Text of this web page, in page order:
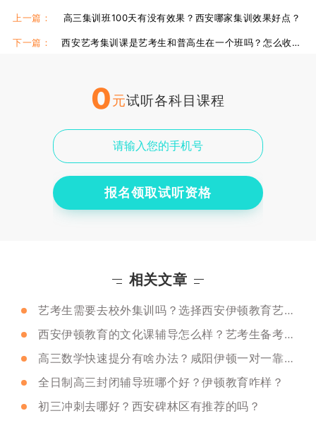
伊顿艺考文化课辅导班
上一篇： 高三集训班100天有没有效果？西安哪家集训效果好点？
下一篇： 西安艺考集训课是艺考生和普高生在一个班吗？怎么收费？
0元试听各科目课程
报名领取试听资格
相关文章
艺考生需要去校外集训吗？选择西安伊顿教育艺考文化课班行吗？
西安伊顿教育的文化课辅导怎么样？艺考生备考文化课如何做好时间管理
高三数学快速提分有啥办法？咸阳伊顿一对一靠谱吗？
全日制高三封闭辅导班哪个好？伊顿教育咋样？
初三冲刺去哪好？西安碑林区有推荐的吗？